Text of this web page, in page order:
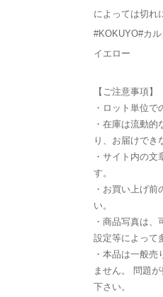
によっては切れ
#KOKUYO#カ
イエロー
【ご注意事項】
・ロット単位で
・在庫は流動
り、お届けでき
・サイト内の
す。
・お買い上げ
い。
・商品写真は
設定等によって
・本品は一般
ません。 問題
下さい。